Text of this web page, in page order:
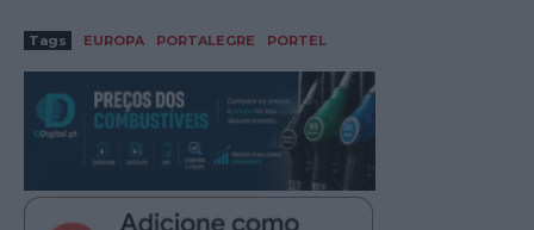
Tags EUROPA PORTALEGRE PORTEL